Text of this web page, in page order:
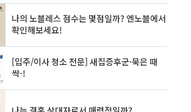
경력과 자격에 맞는 일자리를 쉽게 찾을 수 있습니
관리 일자리를 찾고 계신가요? 지금 바로 확인해보